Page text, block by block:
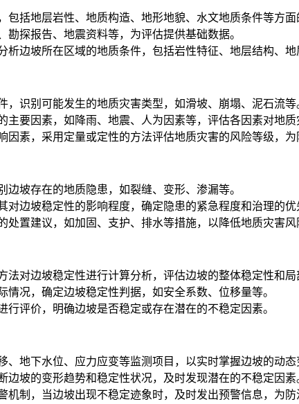
括地层岩性、地质构造、地形地貌、水文地质条件等方面
探报告、地震资料等，为评估提供基础数据。
边坡所在区域的地质条件，包括岩性特征、地层结构、地
识别可能发生的地质灾害类型，如滑坡、崩塌、泥石流等
要因素，如降雨、地震、人为因素等，评估各因素对地质
素，采用定量或定性的方法评估地质灾害的风险等级，为
坡存在的地质隐患，如裂缝、变形、渗漏等。
边坡稳定性的影响程度，确定隐患的紧急程度和治理的优
置建议，如加固、支护、排水等措施，以降低地质灾害风
对边坡稳定性进行计算分析，评估边坡的整体稳定性和局
况，确定边坡稳定性判据，如安全系数、位移量等。
评价，明确边坡是否稳定或存在潜在的不稳定因素。
地下水位、应力应变等监测项目，以实时掌握边坡的动态
坡的变形趋势和稳定性状况，及时发现潜在的不稳定因素
制，当边坡出现不稳定迹象时，及时发出预警信息，为防